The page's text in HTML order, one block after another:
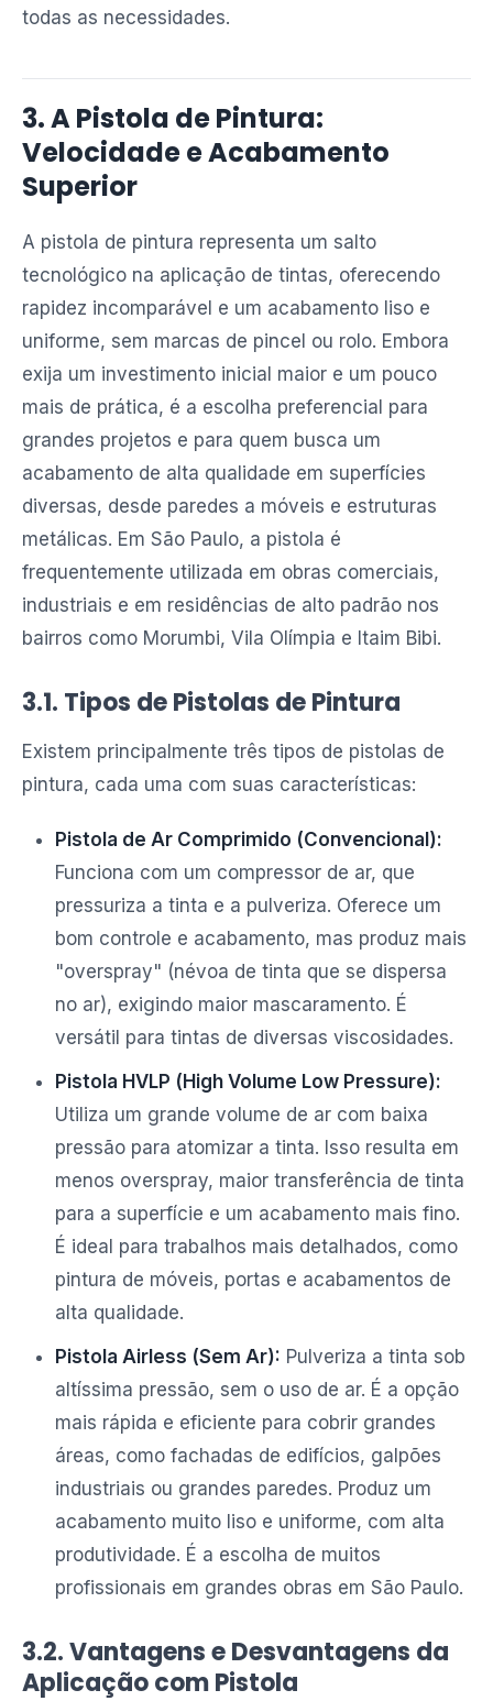
todas as necessidades.
3. A Pistola de Pintura:
Velocidade e Acabamento
Superior
A pistola de pintura representa um salto
tecnológico na aplicação de tintas, oferecendo
rapidez incomparável e um acabamento liso e
uniforme, sem marcas de pincel ou rolo. Embora
exija um investimento inicial maior e um pouco
mais de prática, é a escolha preferencial para
grandes projetos e para quem busca um
acabamento de alta qualidade em superfícies
diversas, desde paredes a móveis e estruturas
metálicas. Em São Paulo, a pistola é
frequentemente utilizada em obras comerciais,
industriais e em residências de alto padrão nos
bairros como Morumbi, Vila Olímpia e Itaim Bibi.
3.1. Tipos de Pistolas de Pintura
Existem principalmente três tipos de pistolas de
pintura, cada uma com suas características:
Pistola de Ar Comprimido (Convencional):
Funciona com um compressor de ar, que
pressuriza a tinta e a pulveriza. Oferece um
bom controle e acabamento, mas produz mais
"overspray" (névoa de tinta que se dispersa
no ar), exigindo maior mascaramento. É
versátil para tintas de diversas viscosidades.
Pistola HVLP (High Volume Low Pressure):
Utiliza um grande volume de ar com baixa
pressão para atomizar a tinta. Isso resulta em
menos overspray, maior transferência de tinta
para a superfície e um acabamento mais fino.
É ideal para trabalhos mais detalhados, como
pintura de móveis, portas e acabamentos de
alta qualidade.
Pistola Airless (Sem Ar): Pulveriza a tinta sob
altíssima pressão, sem o uso de ar. É a opção
mais rápida e eficiente para cobrir grandes
áreas, como fachadas de edifícios, galpões
industriais ou grandes paredes. Produz um
acabamento muito liso e uniforme, com alta
produtividade. É a escolha de muitos
profissionais em grandes obras em São Paulo.
3.2. Vantagens e Desvantagens da
Aplicação com Pistola